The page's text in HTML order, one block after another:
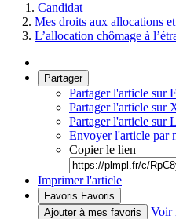
Candidat
Mes droits aux allocations
L’allocation chômage à
Partager
Partager l'article sur
Partager l'article sur
Partager l'article sur
Envoyer l'article par
Copier le lien
Imprimer l'article
Favoris Favoris
Ajouter à mes favoris
Voir